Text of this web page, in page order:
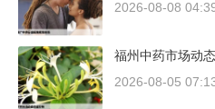
2026-08-08
福州中药市场动
2026-08-05